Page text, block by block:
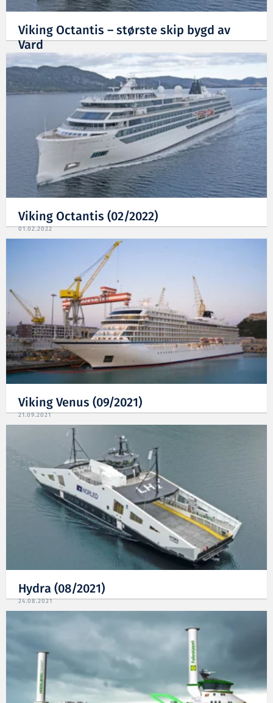
Viking Octantis – største skip bygd av
Vard
01.02.2022
Viking Octantis (02/2022)
01.02.2022
Viking Venus (09/2021)
21.09.2021
Hydra (08/2021)
24.08.2021